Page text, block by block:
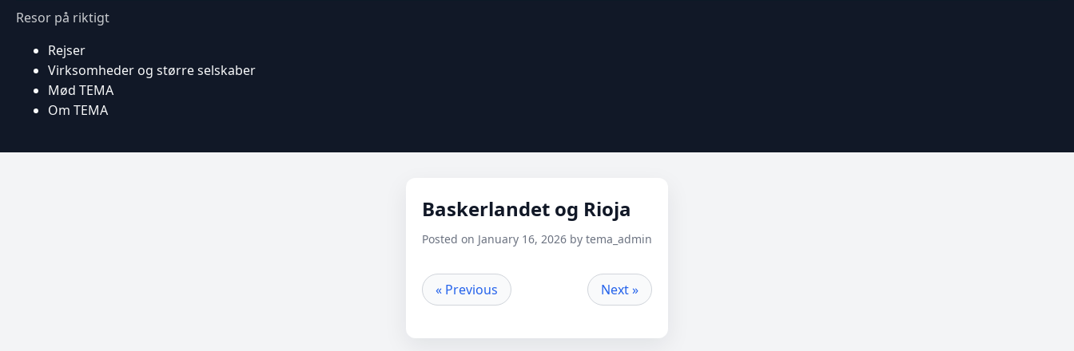
Resor på riktigt
Rejser
Virksomheder og større selskaber
Mød TEMA
Om TEMA
Baskerlandet og Rioja
Posted on January 16, 2026 by tema_admin
« Previous Next »